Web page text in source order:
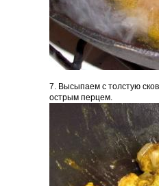
7. Высыпаем с толстую
острым перцем.